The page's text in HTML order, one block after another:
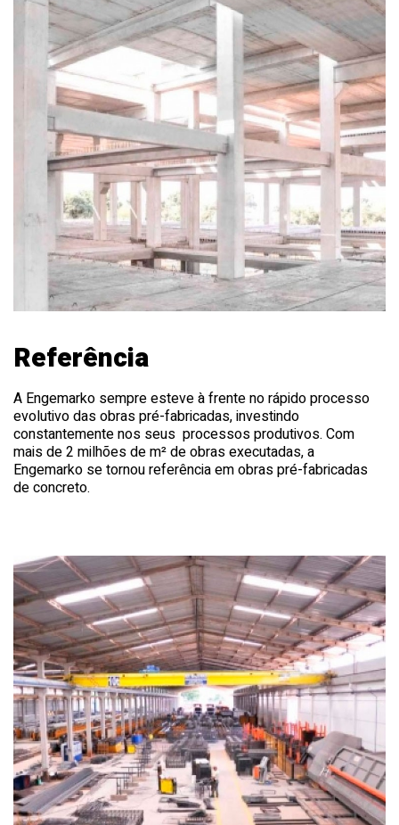
Referência
A Engemarko sempre esteve à frente no rápido processo
evolutivo das obras pré-fabricadas, investindo
constantemente nos seus processos produtivos. Com
mais de 2 milhões de m² de obras executadas, a
Engemarko se tornou referência em obras pré-fabricadas
de concreto.